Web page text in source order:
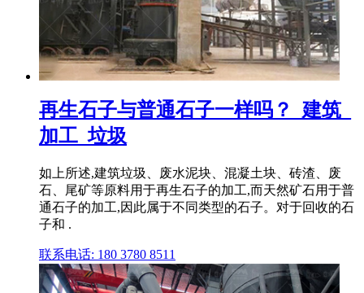
再生石子与普通石子一样吗？_建筑_
加工_垃圾
如上所述,建筑垃圾、废水泥块、混凝土块、砖渣、废
石、尾矿等原料用于再生石子的加工,而天然矿石用于普
通石子的加工,因此属于不同类型的石子。对于回收的石
子和 .
联系电话: 180 3780 8511